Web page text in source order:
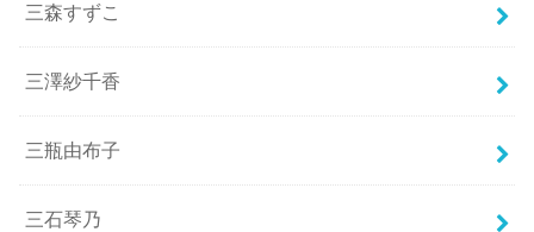
三森すずこ
三澤紗千香
三瓶由布子
三石琴乃